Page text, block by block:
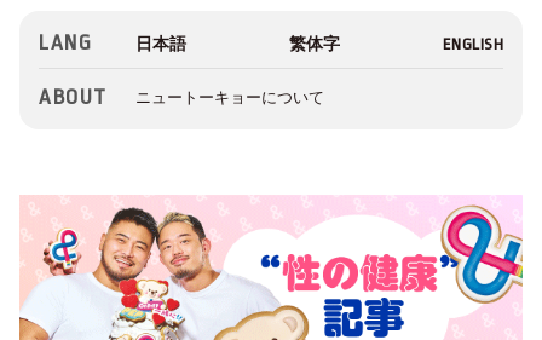
LANG
ABOUT ニュートーキョーについて